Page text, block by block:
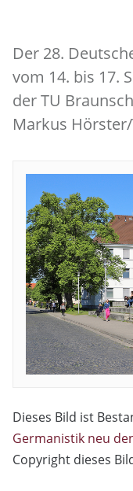
Der 28.
vom 14. bis 17.
der TU
Markus
Dieses Bild ist
Germanistik neu
Copyright dieses